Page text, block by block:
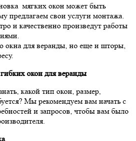
мягких окон может быть
предлагаем свои услуги монтажа.
и качественно произведут работы
окна для веранды, но еще и шторы,
окон для веранды
какой тип окон, размер,
Мы рекомендуем вам начать с
и запросов, чтобы вам было